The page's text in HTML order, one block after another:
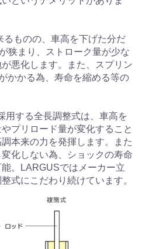
るものの、車高を下げた分だ
狭まり、ストローク量が少な
悪化します。また、スプリン
かかる為、寿命を縮める等の
用する全長調整式は、車高を
プリロード量が変化すること
本来の力を発揮します。また
化しない為、ショックの寿命
。LARGUSではメーカー立
式にこだわり続けています。